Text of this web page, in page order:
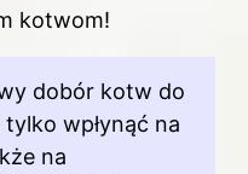
kotwom!
dobór kotw do
wpłynąć na
na